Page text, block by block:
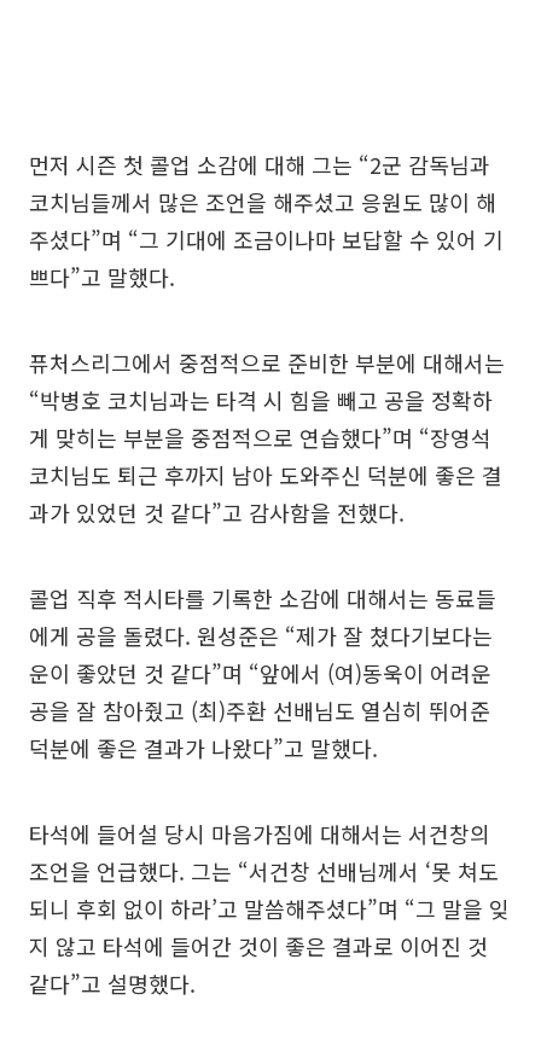
먼저 시즌 첫 콜업 소감에 대해 그는 “2군 감독님과
코치님들께서 많은 조언을 해주셨고 응원도 많이 해
주셨다”며 “그 기대에 조금이나마 보답할 수 있어 기
쁘다”고 말했다.
퓨처스리그에서 중점적으로 준비한 부분에 대해서는
“박병호 코치님과는 타격 시 힘을 빼고 공을 정확하
게 맞히는 부분을 중점적으로 연습했다”며 “장영석
코치님도 퇴근 후까지 남아 도와주신 덕분에 좋은 결
과가 있었던 것 같다”고 감사함을 전했다.
콜업 직후 적시타를 기록한 소감에 대해서는 동료들
에게 공을 돌렸다. 원성준은 “제가 잘 쳤다기보다는
운이 좋았던 것 같다”며 “앞에서 (여)동욱이 어려운
공을 잘 참아줬고 (최)주환 선배님도 열심히 뛰어준
덕분에 좋은 결과가 나왔다”고 말했다.
타석에 들어설 당시 마음가짐에 대해서는 서건창의
조언을 언급했다. 그는 “서건창 선배님께서 ‘못 쳐도
되니 후회 없이 하라’고 말씀해주셨다”며 “그 말을 잊
지 않고 타석에 들어간 것이 좋은 결과로 이어진 것
같다”고 설명했다.